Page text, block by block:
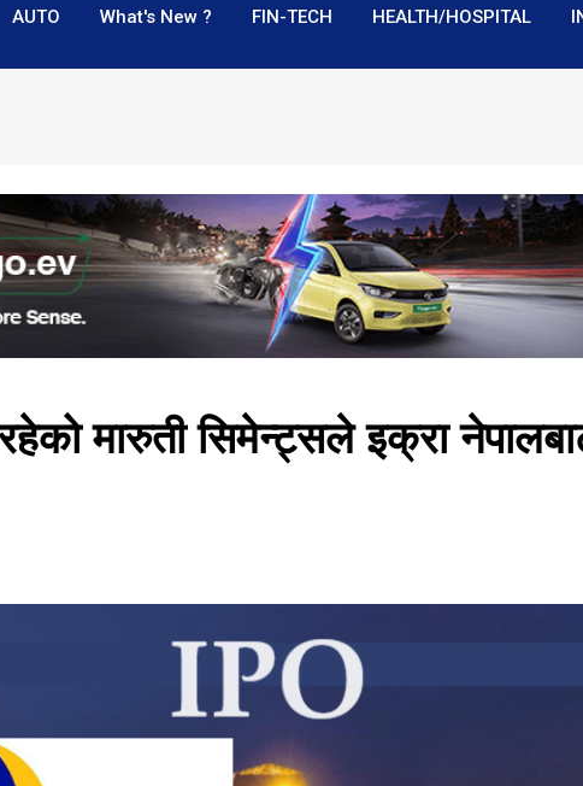
AUTO What's New ? FIN-TECH HEALTH/HOSPITAL
मारुती सिमेन्ट्सले इक्रा